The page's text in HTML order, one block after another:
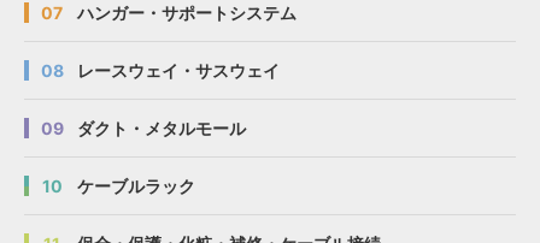
07 ハンガー・サポートシステム
08 レースウェイ・サスウェイ
09 ダクト・メタルモール
10 ケーブルラック